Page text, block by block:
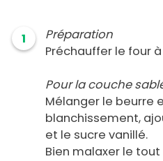
1
Préparation
Préchauffer le four à
Pour la couche
Mélanger le beurre
blanchissement,
et le sucre vanillé.
Bien malaxer le